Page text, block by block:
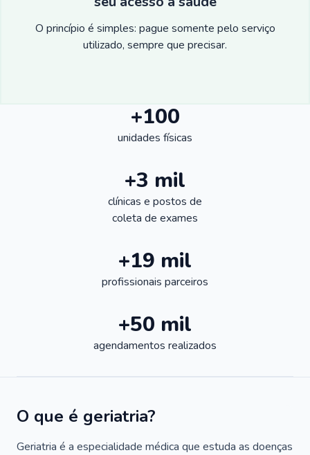
O princípio é simples: pague somente pelo serviço
utilizado, sempre que precisar.
+100
unidades físicas
+3 mil
clínicas e postos de
coleta de exames
+19 mil
profissionais parceiros
+50 mil
agendamentos realizados
O que é geriatria?
Geriatria é a especialidade médica que estuda as doenças